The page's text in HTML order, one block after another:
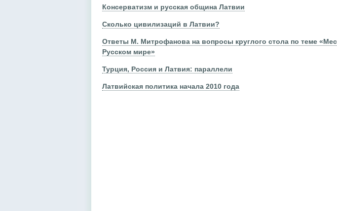
Консерватизм и русская община Латвии
Сколько цивилизаций в Латвии?
Ответы М. Митрофанова на вопросы круглого стола по теме
Русском мире»
Турция, Россия и Латвия: параллели
Латвийская политика начала 2010 года